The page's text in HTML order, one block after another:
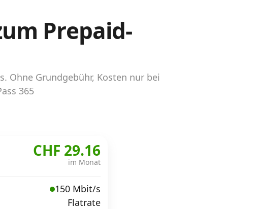
Prepaid-
Ohne Grundgebühr, Kosten nur bei
365
CHF 29.16
im Monat
150 Mbit/s
Flatrate